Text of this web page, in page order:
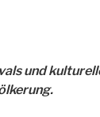
und